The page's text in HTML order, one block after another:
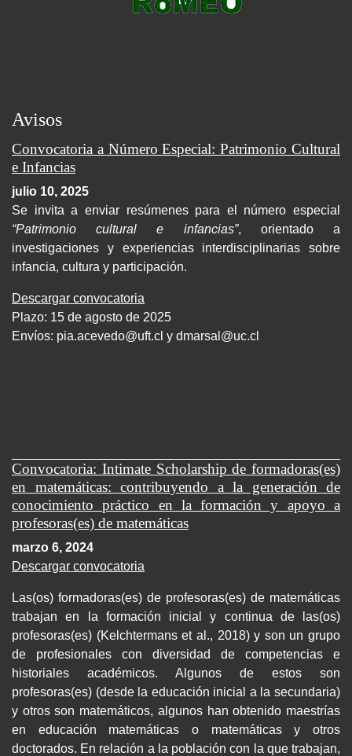
Avisos
Convocatoria a Número Especial: Patrimonio Cultural
e Infancias
julio 10, 2025
Se invita a enviar resúmenes para el número especial
“Patrimonio cultural e infancias”, orientado a
investigaciones y experiencias interdisciplinarias sobre
infancia, cultura y participación.
Descargar convocatoria
Plazo: 15 de agosto de 2025
Envíos: pia.acevedo@uft.cl y dmarsal@uc.cl
Convocatoria: Intimate Scholarship de formadoras(es)
en matemáticas: contribuyendo a la generación de
conocimiento práctico en la formación y apoyo a
profesoras(es) de matemáticas
marzo 6, 2024
Descargar convocatoria
Las(os) formadoras(es) de profesoras(es) de matemáticas
trabajan en la formación inicial y continua de las(os)
profesoras(es) (Kelchtermans et al., 2018) y son un grupo
de profesionales con diversidad de competencias e
historiales académicos. Algunos de estos son
profesoras(es) (desde la educación inicial a la secundaria)
y otros son matemáticos, algunos han obtenido maestrías
en educación matemáticas o matemáticas y otros
doctorados. En relación a la población con la que trabajan,